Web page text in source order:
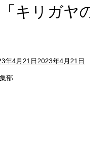
キリガヤ
年4月21日2023年4月21日
部